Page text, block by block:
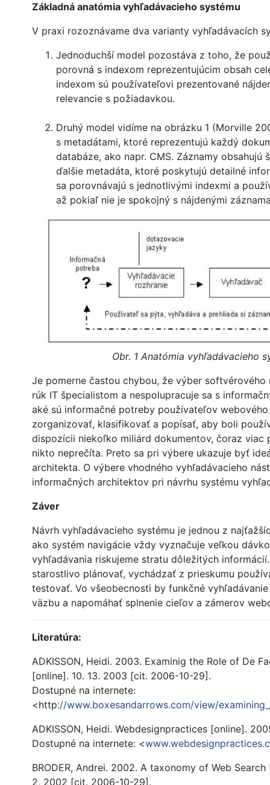
Základná anatómia vyhľadávacieho systému
V praxi rozoznávame dva varianty vyhľadávacích
Jednoduchší model pozostáva z toho, že
porovná s indexom reprezentujúcim obsah
indexom sú používateľovi prezentované
relevancie s požiadavkou.
Druhý model vidíme na obrázku 1 (Morville
s metadátami, ktoré reprezentujú každý
databáze, ako napr. CMS. Záznamy
ďalšie metadáta, ktoré poskytujú detailné
sa porovnávajú s jednotlivými indexmi a
až pokiaľ nie je spokojný s nájdenými
Obr. 1 Anatómia vyhľadávacieho
Je pomerne častou chybou, že výber
rúk IT špecialistom a nespolupracuje sa s
aké sú informačné potreby používateľov
zorganizovať, klasifikovať a popísať, aby boli
dispozícii niekoľko miliárd dokumentov, čoraz viac
nikto neprečíta. Preto sa pri výbere ukazuje byť
architekta. O výbere vhodného vyhľadávacieho
informačných architektov pri návrhu systému
Záver
Návrh vyhľadávacieho systému je jednou z
ako systém navigácie vždy vyznačuje veľkou
vyhľadávania riskujeme stratu dôležitých
starostlivo plánovať, vychádzať z prieskumu
testovať. Vo všeobecnosti by funkčné
väzbu a napomáhať splnenie cieľov a zámerov
Literatúra:
ADKISSON, Heidi. 2003. Examinig the Role of De
[online]. 10. 13. 2003 [cit. 2006-10-29].
Dostupné na internete:
<http://www.boxesandarrows.com/view/
ADKISSON, Heidi. Webdesignpractices [online].
Dostupné na internete: <
BRODER, Andrei. 2002. A taxonomy of Web
2, 2002 [cit. 2006-10-29].